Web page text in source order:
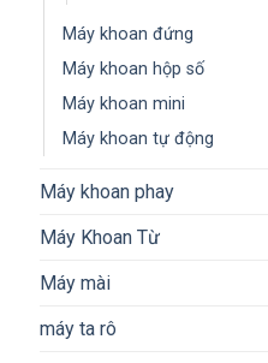
Máy khoan đứng
Máy khoan hộp số
Máy khoan mini
Máy khoan tự động
Máy khoan phay
Máy Khoan Từ
Máy mài
máy ta rô